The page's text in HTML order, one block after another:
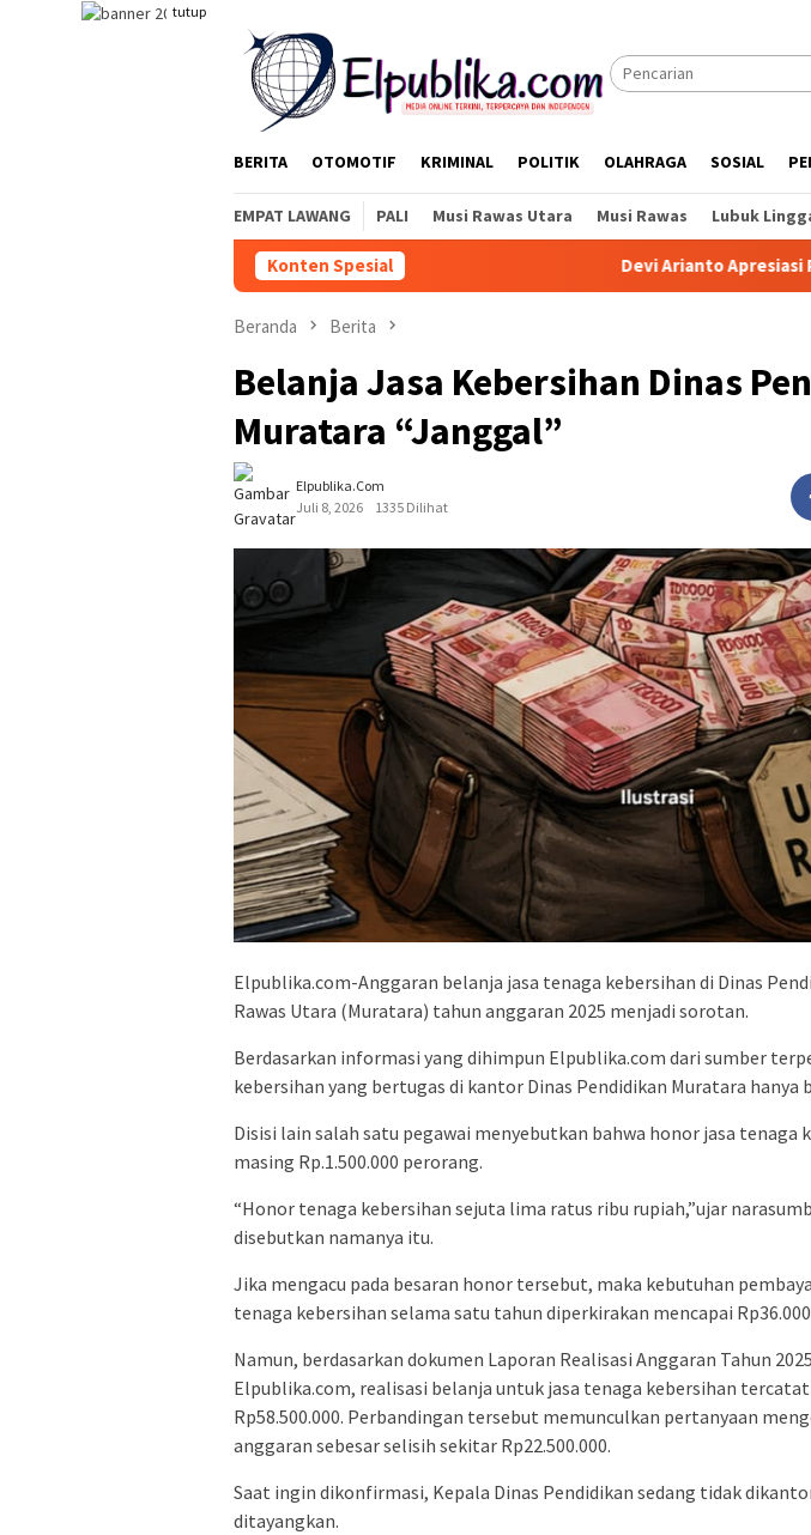
tutup
BERITA OTOMOTIF KRIMINAL POLITIK OLAHRAGA SOSIAL
EMPAT LAWANG PALI Musi Rawas Utara Musi Rawas Lubuk
Konten Spesial Devi Arianto Apresiasi Pemuda
Beranda Berita
Belanja Jasa Kebersihan Dinas
Muratara “Janggal”
Elpublika.com
Juli 8, 2026
1335 Dilihat
Elpublika.com-Anggaran belanja jasa tenaga kebersihan di Dinas
Rawas Utara (Muratara) tahun anggaran 2025 menjadi sorotan.
Berdasarkan informasi yang dihimpun Elpublika.com dari sumber
kebersihan yang bertugas di kantor Dinas Pendidikan Muratara hanya
Disisi lain salah satu pegawai menyebutkan bahwa honor jasa tenaga
masing Rp.1.500.000 perorang.
“Honor tenaga kebersihan sejuta lima ratus ribu rupiah,”ujar
disebutkan namanya itu.
Jika mengacu pada besaran honor tersebut, maka kebutuhan
tenaga kebersihan selama satu tahun diperkirakan mencapai
Namun, berdasarkan dokumen Laporan Realisasi Anggaran Tahun
Elpublika.com, realisasi belanja untuk jasa tenaga kebersihan
Rp58.500.000. Perbandingan tersebut memunculkan pertanyaan
anggaran sebesar selisih sekitar Rp22.500.000.
Saat ingin dikonfirmasi, Kepala Dinas Pendidikan sedang tidak
ditayangkan.